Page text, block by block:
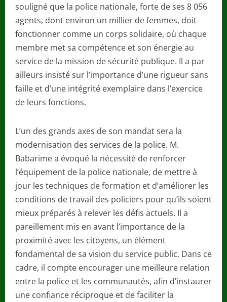
souligné que la police nationale, forte de ses 8 056
agents, dont environ un millier de femmes, doit
fonctionner comme un corps solidaire, où chaque
membre met sa compétence et son énergie au
service de la mission de sécurité publique. Il a par
ailleurs insisté sur l’importance d’une rigueur sans
faille et d’une intégrité exemplaire dans l’exercice
de leurs fonctions.
L’un des grands axes de son mandat sera la
modernisation des services de la police. M.
Babarime a évoqué la nécessité de renforcer
l’équipement de la police nationale, de mettre à
jour les techniques de formation et d’améliorer les
conditions de travail des policiers pour qu’ils soient
mieux préparés à relever les défis actuels. Il a
pareillement mis en avant l’importance de la
proximité avec les citoyens, un élément
fondamental de sa vision du service public. Dans ce
cadre, il compte encourager une meilleure relation
entre la police et les communautés, afin d’instaurer
une confiance réciproque et de faciliter la